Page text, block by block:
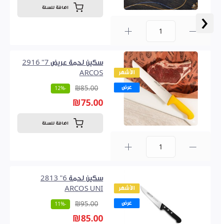
‹
اضافة للسلة
الأشهر
عرض
سكين لحمة عريض 7" 2916
ARCOS
₪85.00
-12%
₪75.00
اضافة للسلة
الأشهر
عرض
سكين لحمة 6" 2813
ARCOS UNI
₪95.00
-11%
₪85.00